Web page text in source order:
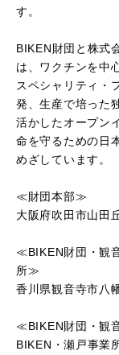
す。
BIKEN財団と株式
は、ワクチンを中
スペシャリティ・
発、生産で培った
活かしたオープン
命を守るための日
めざしています。
≪財団本部≫
大阪府吹田市山田
≪BIKEN財団・観
所≫
香川県観音寺市八
≪BIKEN財団・観
BIKEN・瀬戸事業